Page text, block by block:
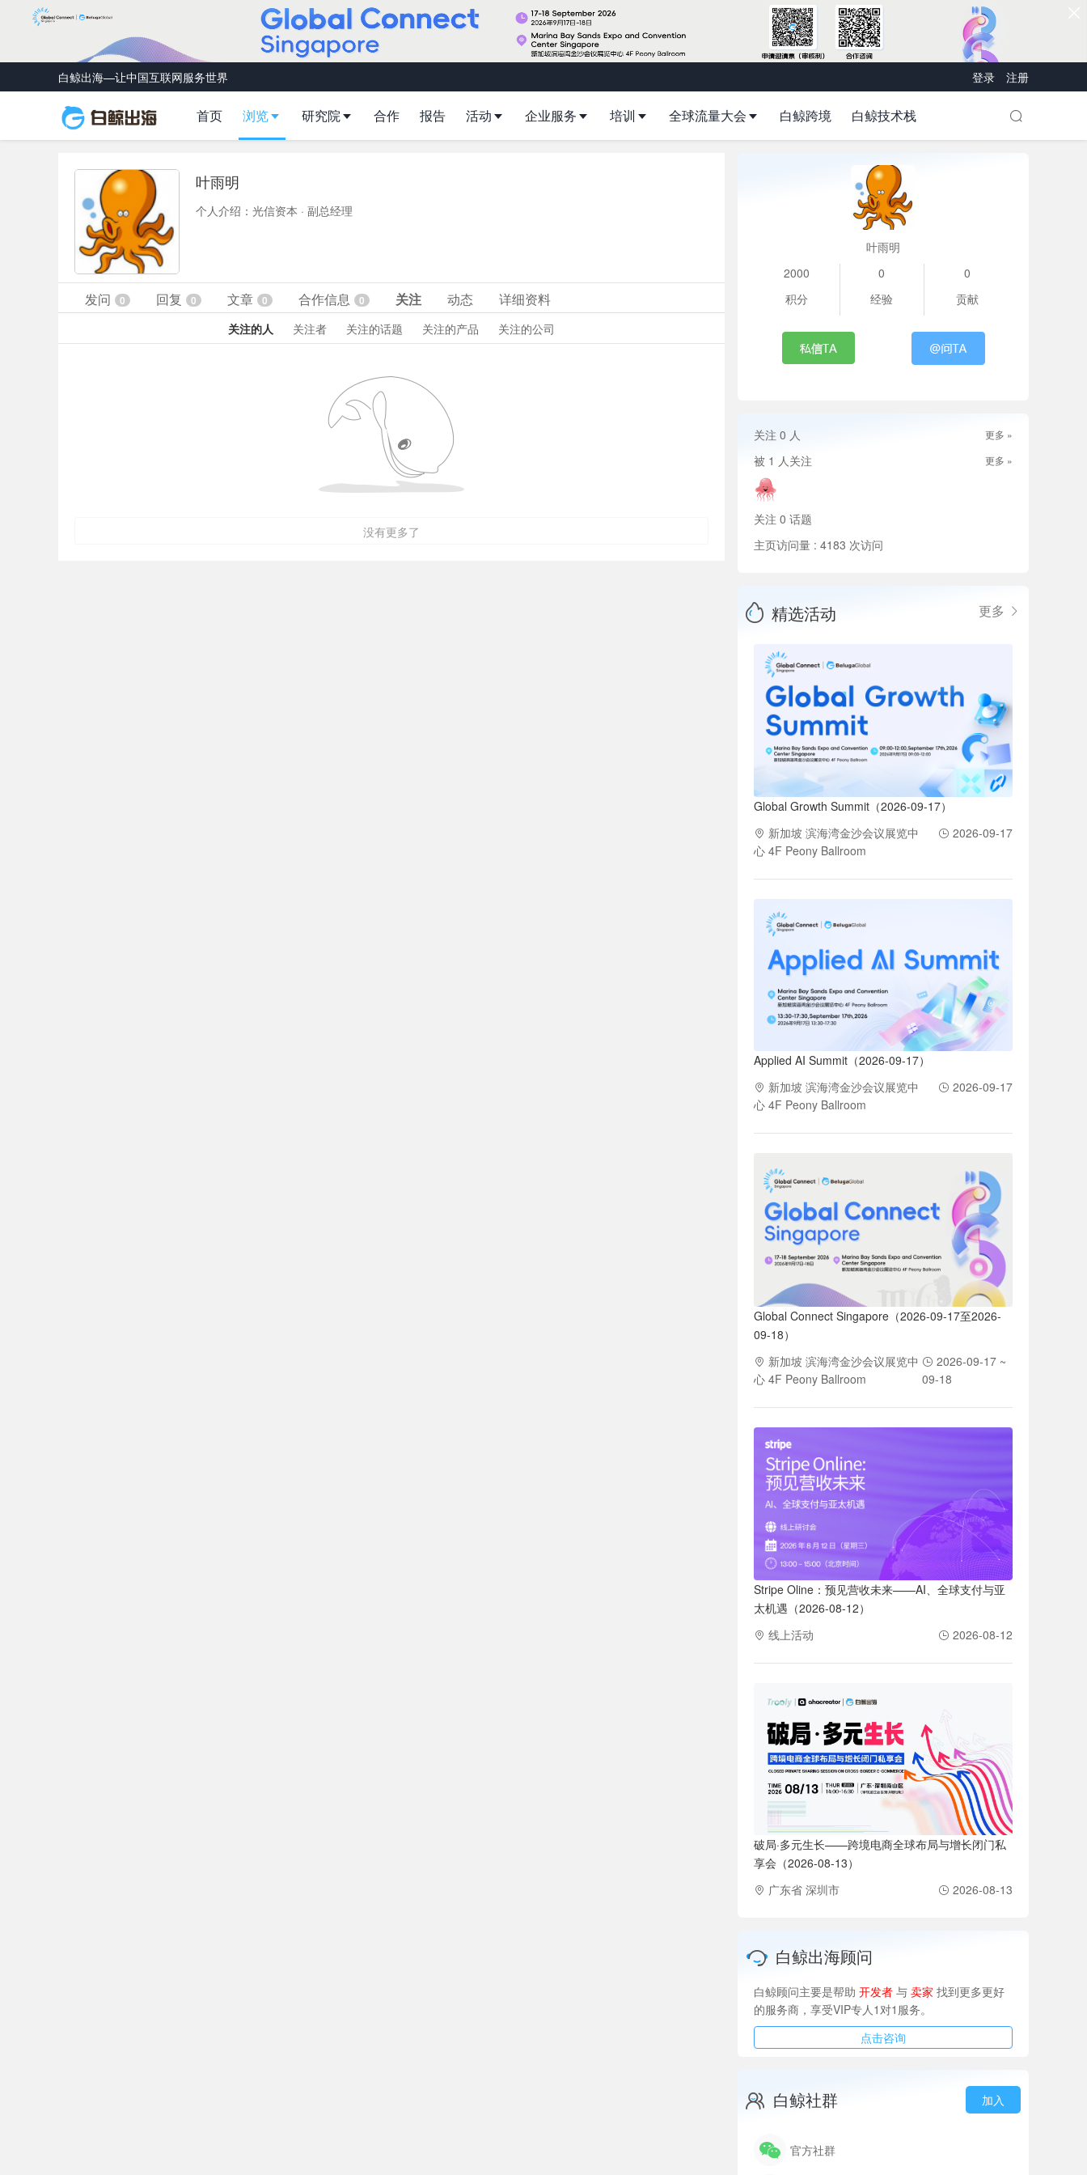
白鲸出海—让中国互联网服务世界 登录 注册
首页 浏览 研究院 合作 报告 活动 企业服务 培训 全球流量大会 白鲸跨境 白鲸技术栈
叶雨明
个人介绍：光信资本 · 副总经理
发问 0 回复 0 文章 0 合作信息 0 关注 动态 详细资料
关注的人 关注者 关注的话题 关注的产品 关注的公司
没有更多了
叶雨明
2000
积分
0
经验
0
贡献
更多 »
关注 0 人
更多 »
被 1 人关注
关注 0 话题
主页访问量 : 4183 次访问
精选活动 更多
Global Growth Summit（2026-09-17）
新加坡 滨海湾金沙会议展览中
心 4F Peony Ballroom
2026-09-17
Applied AI Summit（2026-09-17）
新加坡 滨海湾金沙会议展览中
心 4F Peony Ballroom
2026-09-17
Global Connect Singapore（2026-09-17至2026-
09-18）
新加坡 滨海湾金沙会议展览中
心 4F Peony Ballroom
2026-09-17 ~
09-18
Stripe Oline：预见营收未来——AI、全球支付与亚
太机遇（2026-08-12）
线上活动
2026-08-12
破局·多元生长——跨境电商全球布局与增长闭门私
享会（2026-08-13）
广东省 深圳市
2026-08-13
白鲸出海顾问
白鲸顾问主要是帮助 开发者 与 卖家 找到更多更好
的服务商，享受VIP专人1对1服务。
点击咨询
白鲸社群 加入
官方社群